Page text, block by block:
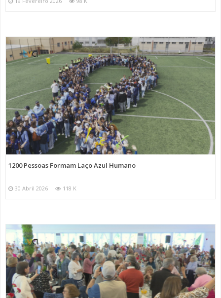
1200 Pessoas Formam Laço Azul Humano
30 Abril 2026 118 K